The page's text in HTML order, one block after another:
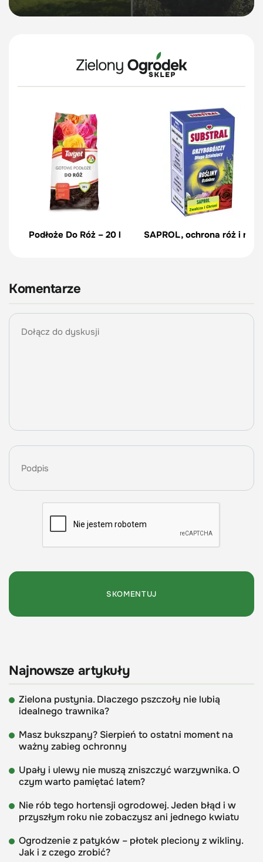
Podłoże Do Róż – 20 l SAPROL, ochrona róż i
Komentarze
Najnowsze artykuły
Zielona pustynia. Dlaczego pszczoły nie lubią
idealnego trawnika?
Masz bukszpany? Sierpień to ostatni moment na
ważny zabieg ochronny
Upały i ulewy nie muszą zniszczyć warzywnika. O
czym warto pamiętać latem?
Nie rób tego hortensji ogrodowej. Jeden błąd i w
przyszłym roku nie zobaczysz ani jednego kwiatu
Ogrodzenie z patyków – płotek pleciony z wikliny.
Jak i z czego zrobić?